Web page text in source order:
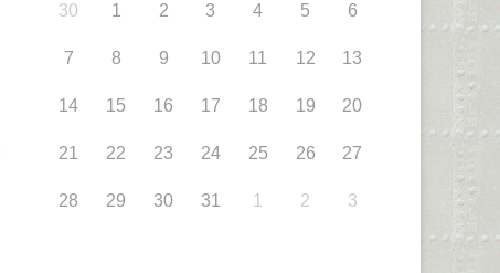
30 1 2 3 4 5 6
7 8 9 10 11 12 13
14 15 16 17 18 19 20
21 22 23 24 25 26 27
28 29 30 31 1 2 3